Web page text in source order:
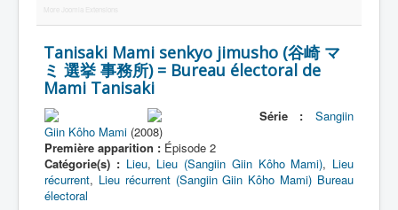
More Joomla Extensions
Tanisaki Mami senkyo jimusho (谷崎 マ
ミ 選挙 事務所) = Bureau électoral de
Mami Tanisaki
Série :
Sangiin
Giin Kôho Mami (2008)
Première apparition : Épisode 2
Catégorie(s) : Lieu, Lieu (Sangiin Giin Kôho Mami), Lieu
récurrent, Lieu récurrent (Sangiin Giin Kôho Mami) Bureau
électoral